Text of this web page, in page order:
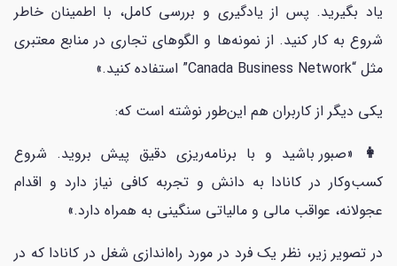
یاد بگیرید. پس از یادگیری و بررسی کامل، با اطمینان خاطر
شروع به کار کنید. از نمونه‌ها و الگوهای تجاری در منابع معتبری
مثل “Canada Business Network” استفاده کنید.»
یکی دیگر از کاربران هم این‌طور نوشته است که:
👩 «صبور باشید و با برنامه‌ریزی دقیق پیش بروید. شروع
کسب‌وکار در کانادا به دانش و تجربه کافی نیاز دارد و اقدام
عجولانه، عواقب مالی و مالیاتی سنگینی به همراه دارد.»
در تصویر زیر، نظر یک فرد در مورد راه‌اندازی شغل در کانادا که در